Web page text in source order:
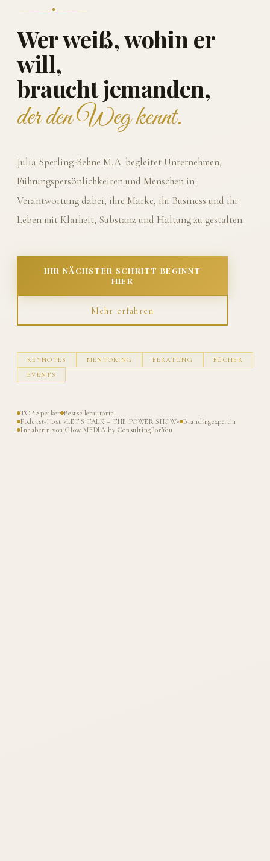
Wer weiß, wohin er
will,
braucht jemanden,
der den Weg kennt.
Julia Sperling-Behne M.A. begleitet Unternehmen,
Führungspersönlichkeiten und Menschen in
Verantwortung dabei, ihre Marke, ihr Business und ihr
Leben mit Klarheit, Substanz und Haltung zu gestalten.
IHR NÄCHSTER SCHRITT BEGINNT
HIER
Mehr erfahren
KEYNOTES MENTORING BERATUNG
BÜCHER
EVENTS
TOP Speaker Bestsellerautorin
Podcast-Host »LET'S TALK – THE POWER SHOW« Brandingexpertin
Inhaberin von Glow MEDIA by ConsultingForYou